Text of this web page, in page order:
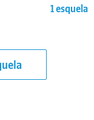
1 esquela